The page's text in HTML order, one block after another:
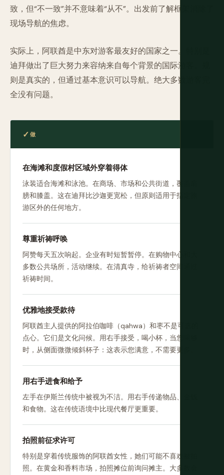
致，但“不一致”并不意味着“从不”。出发前了解框架消除了
现场导航的焦虑。
实际上，阿联酋是中东对游客最友好的国家之一。特别是
迪拜做出了巨大努力来容纳来自每个背景的国际游客。规
则是真实的，但通过基本意识可以导航。绝大多数游客完
全没有问题。
做
在海滩和度假村区域外穿着得体
泳装适合海滩和泳池。在商场、市场和公共街道，覆盖肩
膀和膝盖。这在迪拜比沙迦更宽松，但原则适用于指定旅
游区外的任何地方。
尊重祈祷呼唤
阿赞每天五次响起。企业有时短暂暂停。在购物中心和大
多数公共场所，活动继续。在清真寺，给祈祷者空间通过
祈祷时间。
优雅地接受款待
阿联酋主人提供的阿拉伯咖啡（qahwa）和枣不是可选的
点心。它们是文化问候。用右手接受，喝小杯，当您喝够
时，从侧面微微倾斜杯子：这表示您满意，不需要更多。
用右手进食和给予
左手在伊斯兰传统中被视为不洁。用右手传递物品、金钱
和食物。这在传统语境中比现代餐厅更重要。
拍照前征求许可
特别是穿着传统服饰的阿联酋女性，她们可能不喜欢被拍
照。在黄金和香料市场，拍照摊位前询问摊主。大多数会